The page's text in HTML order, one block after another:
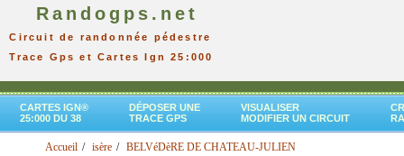
Randogps.net
Circuit de randonnée pédestre
Trace Gps et Cartes Ign 25:000
CARTES IGN®
25:000 DU 38
DÉPOSER UNE
TRACE GPS
VISUALISER
MODIFIER UN CIRCUIT
Accueil isère BELVéDèRE DE CHATEAU-JULIEN